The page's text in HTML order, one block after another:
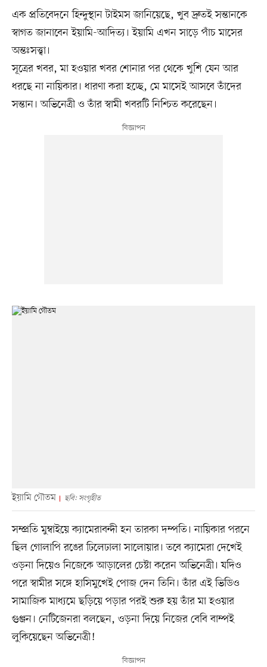
এক প্রতিবেদনে হিন্দুস্থান টাইমস জানিয়েছে, খুব দ্রুতই সন্তানকে
স্বাগত জানাবেন ইয়ামি-আদিত্য। ইয়ামি এখন সাড়ে পাঁচ মাসের
অন্তঃসত্ত্বা।
সূত্রের খবর, মা হওয়ার খবর শোনার পর থেকে খুশি যেন আর
ধরছে না নায়িকার। ধারণা করা হচ্ছে, মে মাসেই আসবে তাঁদের
সন্তান। অভিনেত্রী ও তাঁর স্বামী খবরটি নিশ্চিত করেছেন।
ইয়ামি গৌতম ছবি: সংগৃহীত
সম্প্রতি মুম্বাইয়ে ক্যামেরাবন্দী হন তারকা দম্পতি। নায়িকার পরনে
ছিল গোলাপি রঙের ঢিলেঢালা সালোয়ার। তবে ক্যামেরা দেখেই
ওড়না দিয়েও নিজেকে আড়ালের চেষ্টা করেন অভিনেত্রী। যদিও
পরে স্বামীর সঙ্গে হাসিমুখেই পোজ দেন তিনি। তাঁর এই ভিডিও
সামাজিক মাধ্যমে ছড়িয়ে পড়ার পরই শুরু হয় তাঁর মা হওয়ার
গুঞ্জন। নেটিজেনরা বলছেন, ওড়না দিয়ে নিজের বেবি বাম্পই
লুকিয়েছেন অভিনেত্রী!